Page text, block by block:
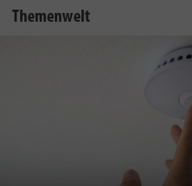
Themenwelt